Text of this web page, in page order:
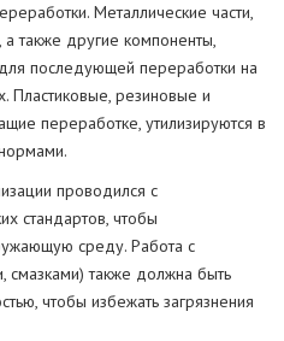
Металлические части,
а также другие компоненты,
последующей переработки на
Пластиковые, резиновые и
переработке, утилизируются в
проводился с
стандартов, чтобы
среду. Работа с
смазками) также должна быть
чтобы избежать загрязнения